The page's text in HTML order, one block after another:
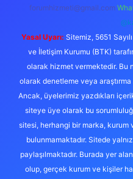
forumhizmeti@gmail.com
Yasal Uyarı: Sitemiz, 5651
ve İletişim Kurumu (BTK)
olarak hizmet vermektedir. Bu
olarak denetleme veya
Ancak, üyelerimiz yazdıkları
siteye üye olarak bu
sitesi, herhangi bir marka, kurum
bulunmamaktadır. Sitede
paylaşılmaktadır. Burada yer
olup, gerçek kurum ve kişiler